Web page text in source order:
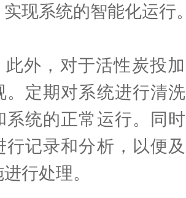
现系统的智能化运行
，对于活性炭投加
。定期对系统进行清
系统的正常运行。同
行记录和分析，以便
行处理。